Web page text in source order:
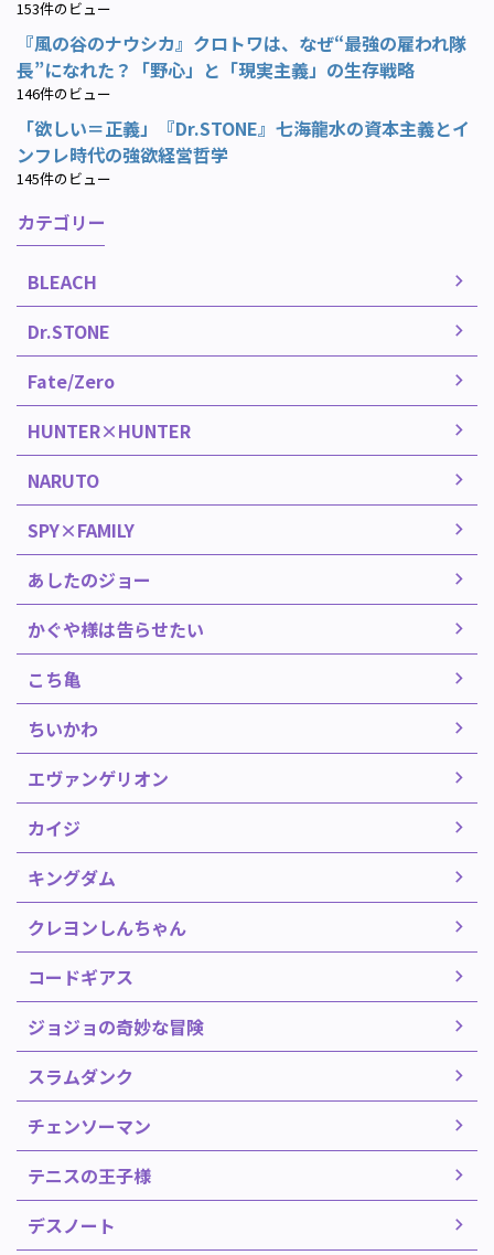
153件のビュー
『風の谷のナウシカ』クロトワは、なぜ“最強の雇われ隊
長”になれた？「野心」と「現実主義」の生存戦略
146件のビュー
「欲しい＝正義」『Dr.STONE』七海龍水の資本主義とイ
ンフレ時代の強欲経営哲学
145件のビュー
カテゴリー
BLEACH
Dr.STONE
Fate/Zero
HUNTER×HUNTER
NARUTO
SPY×FAMILY
あしたのジョー
かぐや様は告らせたい
こち亀
ちいかわ
エヴァンゲリオン
カイジ
キングダム
クレヨンしんちゃん
コードギアス
ジョジョの奇妙な冒険
スラムダンク
チェンソーマン
テニスの王子様
デスノート